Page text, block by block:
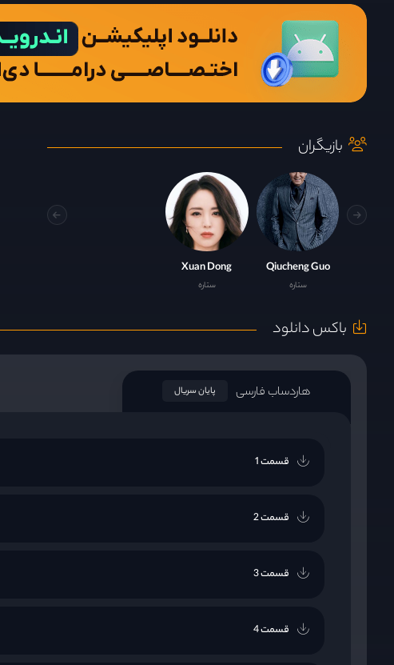
بازیگران
Qiucheng Guo
ستاره
Xuan Dong
ستاره
باکس دانلود
هاردساب فارسی پایان سریال
قسمت 1
قسمت 2
قسمت 3
قسمت 4